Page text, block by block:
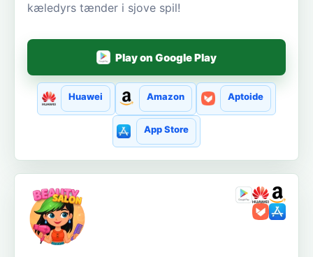
kæledyrs tænder i sjove spil!
Play on Google Play
Huawei Amazon Aptoide
App Store